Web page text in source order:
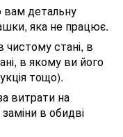
вам детальну
яка не працює.
стані, в
в якому ви його
тощо).
витрати на
в обидві